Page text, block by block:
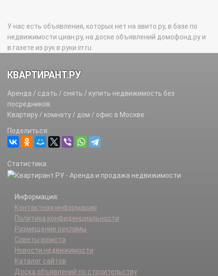
У нас есть объявления, которых нет на авито.ру, в базе по
недвижимости циан.ру, на доске объявлений домофонд.ру и
в газете из рук в руки irr.ru
КВАРТИРАНТ.РУ
Аренда / сдать / снять / купить недвижимость без
посредников.
Квартиру / комнату / дом / офис в Москве
Поделиться:
Статистика:
Информация:
Контактная информация
Политика конфиденциальности
Размещение рекламы
Советы юриста
Новости недвижимости
Каталог сайтов
Доска объявлений по строительству